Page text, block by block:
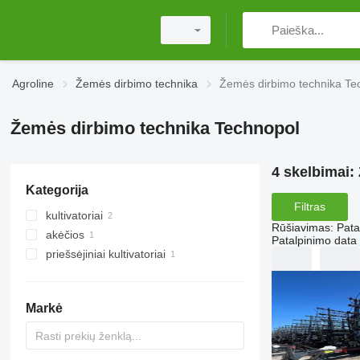
Agroline Žemės dirbimo technika Žemės dirbimo technika
Žemės dirbimo technika Technopol
Kategorija
kultivatoriai
akėčios
spyruoklinių virbalų akėčios
priešsėjiniai kultivatoriai
Markė
4 skelbimai:
Filtras
Rūšiavimas:
Patalpinimo data